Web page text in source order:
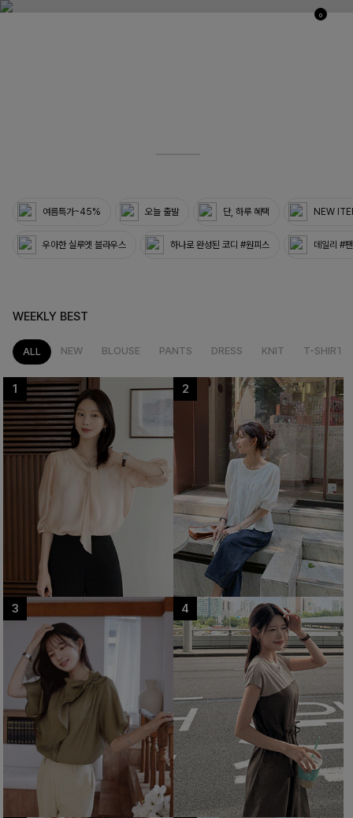
0
여름특가~45% 오늘 출발 단, 하루 혜택 NEW
우아한 실루엣 블라우스 하나로 완성된 코디 #원피스 데일리 #
WEEKLY BEST
ALL NEW BLOUSE PANTS DRESS KNIT T-SHIRT